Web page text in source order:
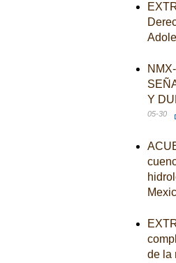
Y
05-30
de la